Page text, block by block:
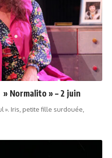
Normalito » – 2 juin
». Iris, petite fille surdouée,